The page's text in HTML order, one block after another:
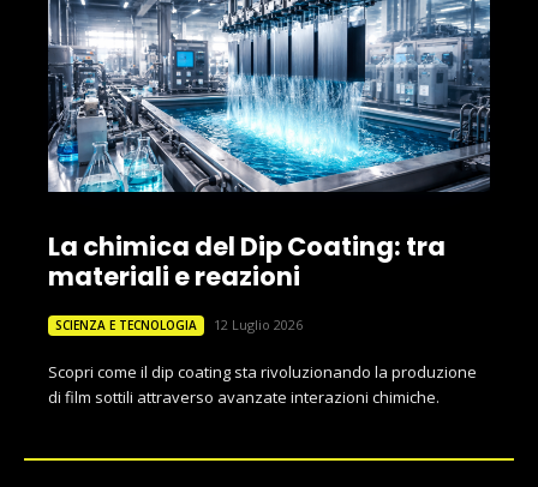
La chimica del Dip Coating: tra
materiali e reazioni
SCIENZA E TECNOLOGIA 12 Luglio 2026
Scopri come il dip coating sta rivoluzionando la produzione
di film sottili attraverso avanzate interazioni chimiche.